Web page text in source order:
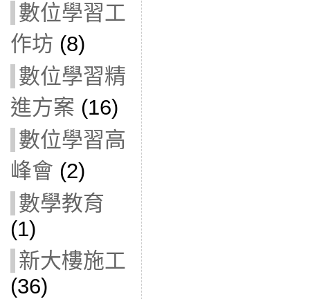
數位學習工
作坊 (8)
數位學習精
進方案 (16)
數位學習高
峰會 (2)
數學教育
(1)
新大樓施工
(36)